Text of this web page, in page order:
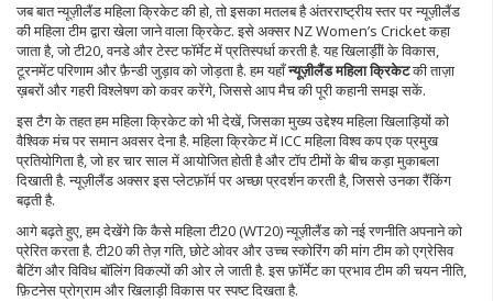
जब बातन्यूज़ीलैंड महिला क्रिकेटकी हो, तो इसका मतलब है अंतरराष्ट्रीय स्तर परन्यूज़ीलैंड
की महिला टीम द्वारा खेला जाने वाला क्रिकेट. इसे अक्सरNZ Women’s Cricketकहा
जाता है, जो टी20, वनडे और टेस्ट फॉर्मेट में प्रतिस्पर्धा करती है. यह खिलाड़ीों के विकास,
टूरनमेंट परिणाम और फ़ैन्डी जुड़ाव को जोड़ता है. हम यहाँन्यूज़ीलैंड महिला क्रिकेटकी ताज़ा
ख़बरों और गहरी विश्लेषण को कवर करेंगे, जिससे आप मैच की पूरी कहानी समझ सकें.
इस टैग के तहत हममहिला क्रिकेटको भी देखें, जिसका मुख्य उद्देश्य महिला खिलाड़ियों को
वैश्विक मंच पर समान अवसर देना है. महिला क्रिकेट मेंICC महिला विश्व कपएक प्रमुख
प्रतियोगिताहै, जो हर चार साल में आयोजित होती है और टॉप टीमों के बीच कड़ा मुकाबला
दिखाती है. न्यूज़ीलैंड अक्सर इस प्लेटफ़ॉर्म पर अच्छा प्रदर्शन करती है, जिससे उनका रैंकिंग
बढ़ती है.
आगे बढ़ते हुए, हम देखेंगे कि कैसेमहिला टी20(WT20) न्यूज़ीलैंड को नई रणनीति अपनाने को
प्रेरित करता है. टी20 की तेज़ गति, छोटे ओवर और उच्च स्कोरिंग की मांग टीम को एग्रेसिव
बैटिंग और विविध बॉलिंग विकल्पों की ओर ले जाती है. इस फ़ॉर्मेट का प्रभाव टीम की चयन नीति,
फ़िटनेस प्रोग्राम और खिलाड़ी विकास पर स्पष्ट दिखता है.